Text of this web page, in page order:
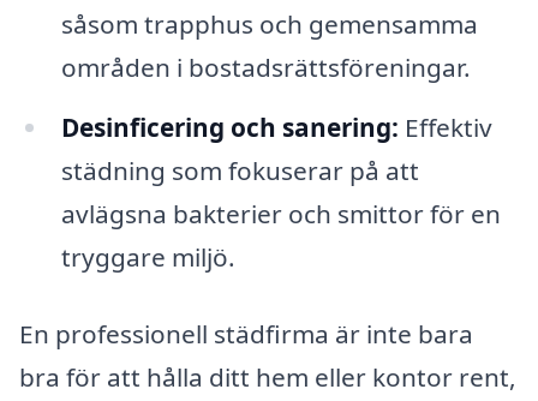
såsom trapphus och gemensamma
områden i bostadsrättsföreningar.
Desinficering och sanering: Effektiv
städning som fokuserar på att
avlägsna bakterier och smittor för en
tryggare miljö.
En professionell städfirma är inte bara
bra för att hålla ditt hem eller kontor rent,